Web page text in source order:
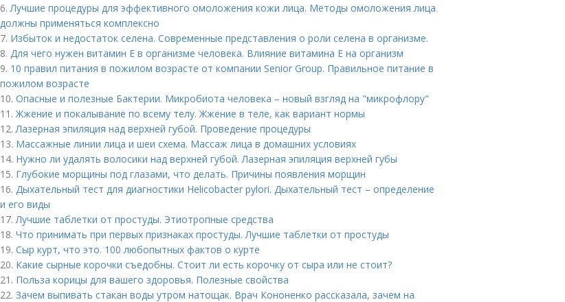
6.Лучшие процедуры для эффективного омоложения кожи лица. Методы омоложения лица
должны применяться комплексно
7. Избыток и недостаток селена. Современные представления о роли селена в организме.
8. Для чего нужен витамин Е в организме человека. Влияние витамина E на организм
9. 10 правил питания в пожилом возрасте от компании Senior Group. Правильное питание в
пожилом возрасте
10. Опасные и полезные Бактерии. Микробиота человека – новый взгляд на "микрофлору"
11.Жжение и покалывание по всему телу. Жжение в теле, как вариант нормы
12.Лазерная эпиляция над верхней губой. Проведение процедуры
13. Массажные линии лица и шеи схема. Массаж лица в домашних условиях
14. Нужно ли удалять волосики над верхней губой. Лазерная эпиляция верхней губы
15. Глубокие морщины под глазами, что делать. Причины появления морщин
16. Дыхательный тест для диагностики Helicobacter pylori. Дыхательный тест – определение
и его виды
17.Лучшие таблетки от простуды. Этиотропные средства
18. Что принимать при первых признаках простуды. Лучшие таблетки от простуды
19. Сыр курт, что это. 100 любопытных фактов о курте
20. Какие сырные корочки съедобны. Стоит ли есть корочку от сыра или не стоит?
21. Польза корицы для вашего здоровья. Полезные свойства
22. Зачем выпивать стакан воды утром натощак. Врач Кононенко рассказала, зачем на